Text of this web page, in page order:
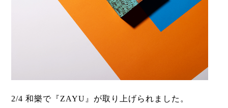
2/4 和樂で『ZAYU』が取り上げられました。